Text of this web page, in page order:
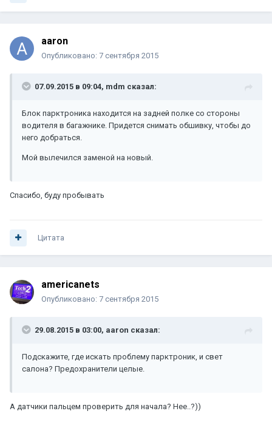
aaron
Опубликовано: 7 сентября 2015
07.09.2015 в 09:04, mdm сказал:
Блок парктроника находится на задней полке со стороны
водителя в багажнике. Придется снимать обшивку, чтобы до
него добраться.
Мой вылечился заменой на новый.
Спасибо, буду пробывать
Цитата
americanets
Опубликовано: 7 сентября 2015
29.08.2015 в 03:00, aaron сказал:
Подскажите, где искать проблему парктроник, и свет
салона? Предохранители целые.
А датчики пальцем проверить для начала? Нее..?))